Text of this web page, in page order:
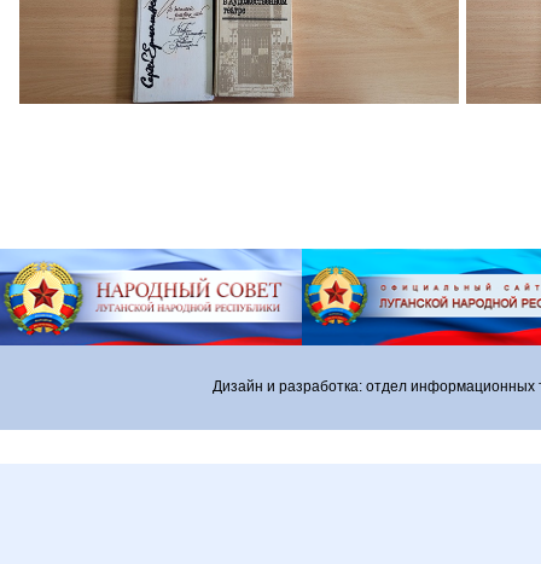
Дизайн и разработка: отдел информационных